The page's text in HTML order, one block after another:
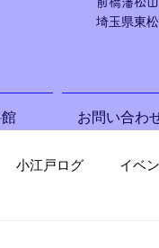
埼玉県東
お問い合わ
小江戸ログ イベ